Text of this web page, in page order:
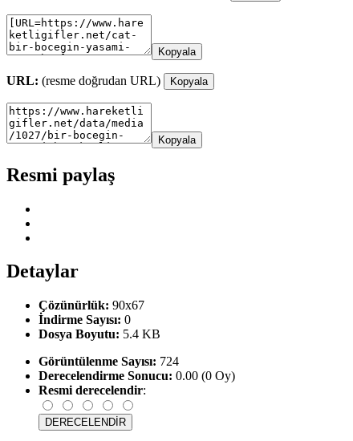
Kopyala
URL: (resme doğrudan URL) Kopyala
Kopyala
Resmi paylaş
Detaylar
Çözünürlük: 90x67
İndirme Sayısı: 0
Dosya Boyutu: 5.4 KB
Görüntülenme Sayısı: 724
Derecelendirme Sonucu: 0.00 (0 Oy)
Resmi derecelendir: